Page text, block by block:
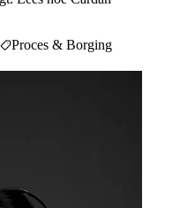
Proces & Borging